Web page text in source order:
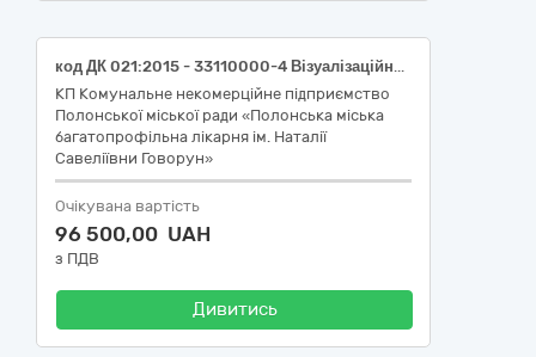
код ДК 021:2015 - 33110000-4 Візуалізаційне обладнання для потреб медицини, стоматології та ветеринарної медицини «Портативний венозний сканер з мобільною підставкою» (код НК 024:2023 «Класифікатор медичних виробів» – 48040 Локатор вен інфрачервоний / код НК 031:2024 «Національна номенклатура медичних виробів» – Z110401 – Ультразвукові та інфрачервоні сканери)
КП Комунальне некомерційне підприємство
Полонської міської ради «Полонська міська
багатопрофільна лікарня ім. Наталії
Савеліївни Говорун»
Очікувана вартість
96 500,00 UAH
з ПДВ
Дивитись